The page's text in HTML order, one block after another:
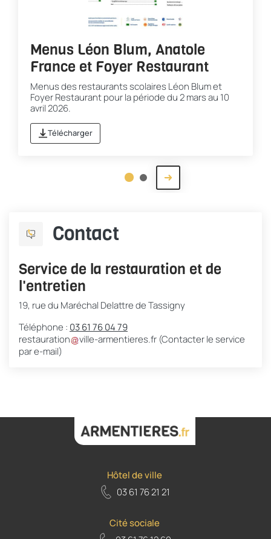
Menus Léon Blum, Anatole
France et Foyer Restaurant
Menus des restaurants scolairesLéon Blum et
Foyer Restaurant pour la période du 2 mars au 10
avril 2026.
TéléchargerMenus Léon Blum, Anatole France et Foyer
Prochaine slide
1 2
Contact
Service de la restauration et de
l'entretien
19, rue du Maréchal Delattre de Tassigny
Téléphone : 03 61 76 04 79
restauration
ville-armentieres.fr (Contacter le service
par e-mail)
Hôtel de ville
03 61 76 21 21
Cité sociale